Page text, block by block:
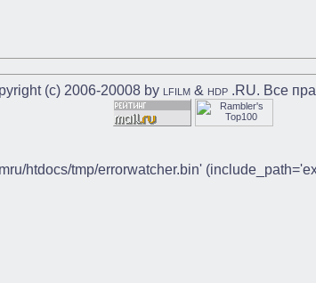
(c) 2006-20008 by LFILM& HDP.RU. Все
htdocs/tmp/errorwatcher.bin'